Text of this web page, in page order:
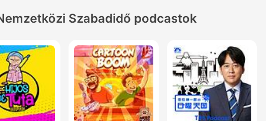
Szabadidő podcastok